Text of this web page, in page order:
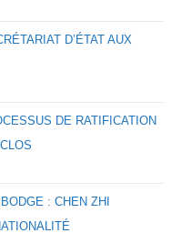
D’ÉTAT AUX
DE RATIFICATION
: CHEN ZHI